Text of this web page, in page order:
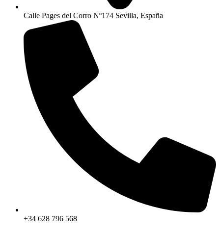
Calle Pages del Corro Nº174 Sevilla, España
+34 628 796 568